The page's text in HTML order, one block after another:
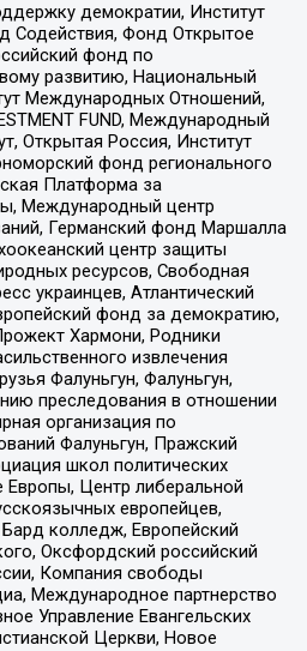
демократии, Институт
Содействия, Фонд Открытое
фонд по
развитию, Национальный
Международных Отношений,
FUND, Международный
Открытая Россия, Институт
фонд регионального
Платформа за
Международный центр
Германский фонд Маршалла
центр защиты
ресурсов, Свободная
украинцев, Атлантический
фонд за демократию,
Хармони, Родники
извлечения
Фалуньгун, Фалуньгун,
преследования в отношении
организация по
Фалуньгун, Пражский
школ политических
Европы, Центр либеральной
европейцев,
колледж, Европейский
Оксфордский российский
Компания свободы
Международное партнерство
Управление Евангельских
Церкви, Новое